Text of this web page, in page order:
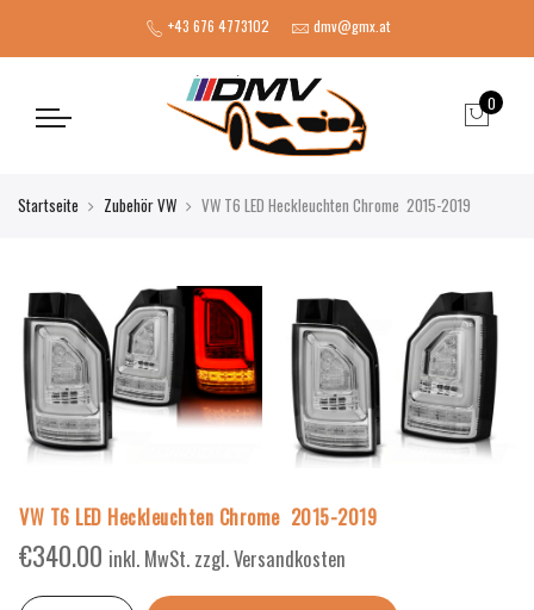
+43 676 4773102 dmv@gmx.at
0
Startseite Zubehör VW VW T6 LED Heckleuchten Chrome 2015-2019
VW T6 LED Heckleuchten Chrome 2015-2019
€340.00 inkl. MwSt. zzgl. Versandkosten